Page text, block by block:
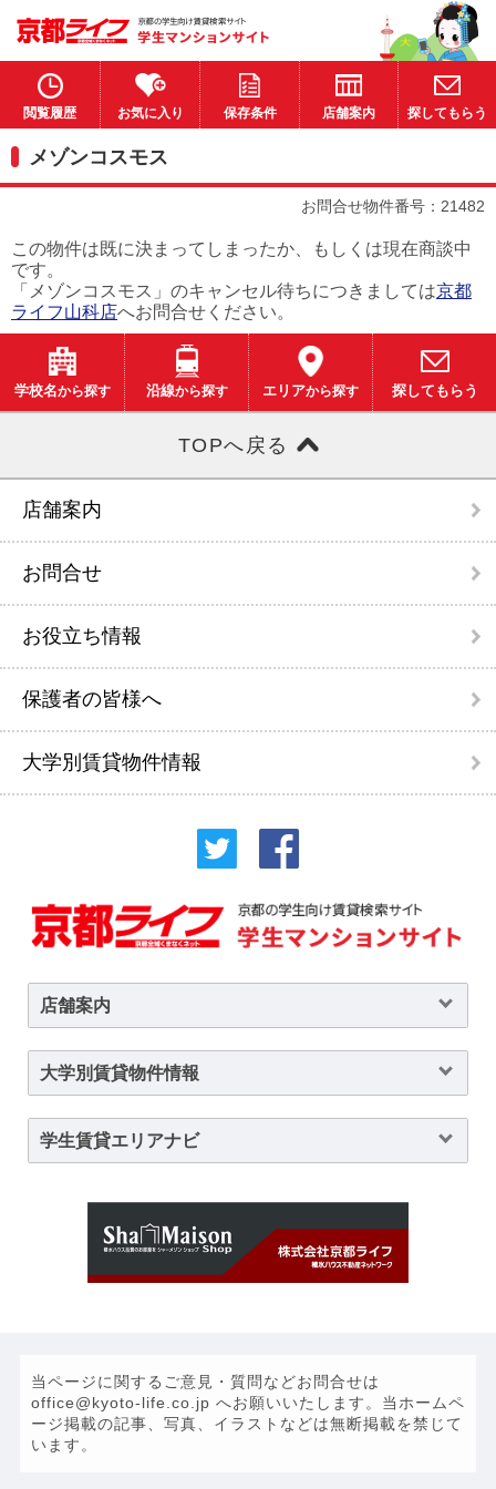
閲覧履歴 お気に入り 保存条件 店舗案内 探してもらう
メゾンコスモス
お問合せ物件番号：21482
この物件は既に決まってしまったか、もしくは現在商談中
です。
「メゾンコスモス」のキャンセル待ちにつきましては京都
ライフ山科店へお問合せください。
学校名から探す 沿線から探す エリアから探す 探してもらう
TOPへ戻る
店舗案内
お問合せ
お役立ち情報
保護者の皆様へ
大学別賃貸物件情報
店舗案内
大学別賃貸物件情報
学生賃貸エリアナビ
当ページに関するご意見・質問などお問合せは
office@kyoto-life.co.jp へお願いいたします。当ホームペ
ージ掲載の記事、写真、イラストなどは無断掲載を禁じて
います。